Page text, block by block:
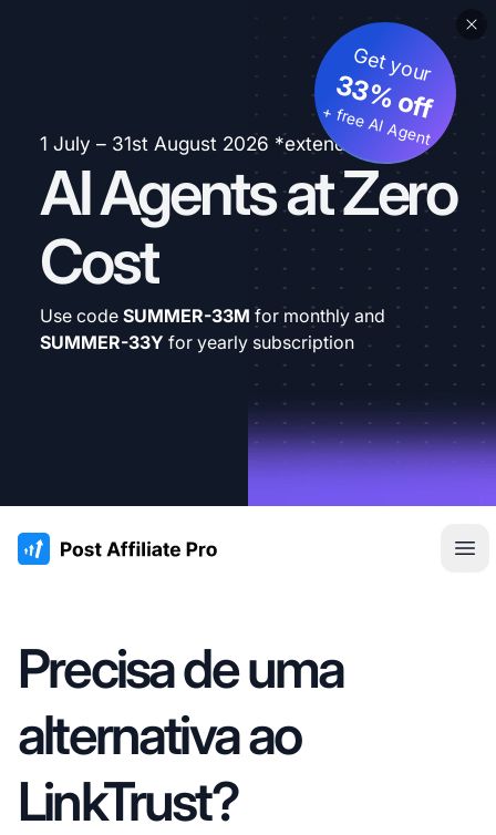
1 July – 31st August 2026 *extended
AI Agents at Zero
Cost
Get your
33% off
+ free AI Agent
Use code SUMMER-33M for monthly and
SUMMER-33Y for yearly subscription
:site.title
Precisa de uma
alternativa ao
LinkTrust?